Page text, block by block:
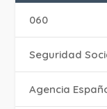
060
Seguridad
Agencia